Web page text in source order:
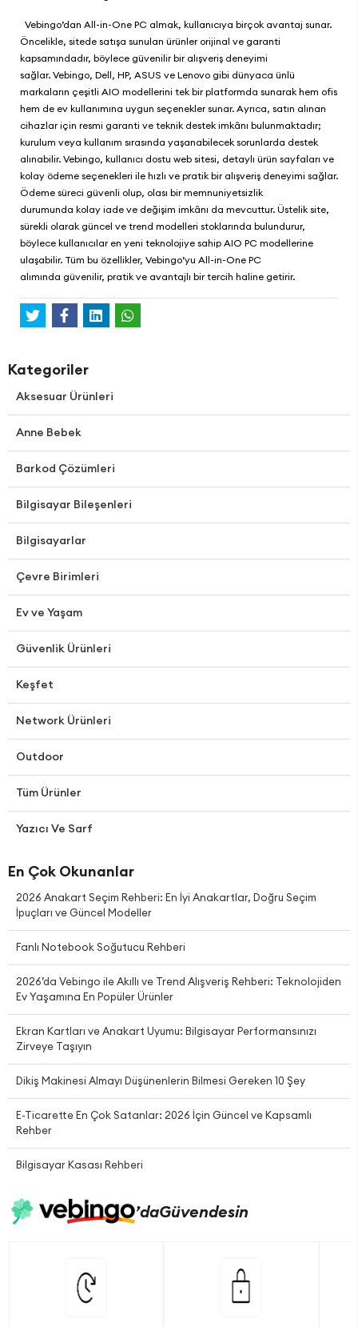
Vebingo’dan All-in-One PC almak, kullanıcıya birçok avantaj sunar.
Öncelikle, sitede satışa sunulan ürünler orijinal ve garanti
kapsamındadır, böylece güvenilir bir alışveriş deneyimi
sağlar. Vebingo, Dell, HP, ASUS ve Lenovo gibi dünyaca ünlü
markaların çeşitli AIO modellerini tek bir platformda sunarak hem ofis
hem de ev kullanımına uygun seçenekler sunar. Ayrıca, satın alınan
cihazlar için resmi garanti ve teknik destek imkânı bulunmaktadır;
kurulum veya kullanım sırasında yaşanabilecek sorunlarda destek
alınabilir. Vebingo, kullanıcı dostu web sitesi, detaylı ürün sayfaları ve
kolay ödeme seçenekleri ile hızlı ve pratik bir alışveriş deneyimi sağlar.
Ödeme süreci güvenli olup, olası bir memnuniyetsizlik
durumunda kolay iade ve değişim imkânı da mevcuttur. Üstelik site,
sürekli olarak güncel ve trend modelleri stoklarında bulundurur,
böylece kullanıcılar en yeni teknolojiye sahip AIO PC modellerine
ulaşabilir. Tüm bu özellikler, Vebingo’yu All-in-One PC
alımında güvenilir, pratik ve avantajlı bir tercih haline getirir.
Kategoriler
Aksesuar Ürünleri
Anne Bebek
Barkod Çözümleri
Bilgisayar Bileşenleri
Bilgisayarlar
Çevre Birimleri
Ev ve Yaşam
Güvenlik Ürünleri
Keşfet
Network Ürünleri
Outdoor
Tüm Ürünler
Yazıcı Ve Sarf
En Çok Okunanlar
2026 Anakart Seçim Rehberi: En İyi Anakartlar, Doğru Seçim
İpuçları ve Güncel Modeller
Fanlı Notebook Soğutucu Rehberi
2026’da Vebingo ile Akıllı ve Trend Alışveriş Rehberi: Teknolojiden
Ev Yaşamına En Popüler Ürünler
Ekran Kartları ve Anakart Uyumu: Bilgisayar Performansınızı
Zirveye Taşıyın
Dikiş Makinesi Almayı Düşünenlerin Bilmesi Gereken 10 Şey
E-Ticarette En Çok Satanlar: 2026 İçin Güncel ve Kapsamlı
Rehber
Bilgisayar Kasası Rehberi
’daGüvendesin